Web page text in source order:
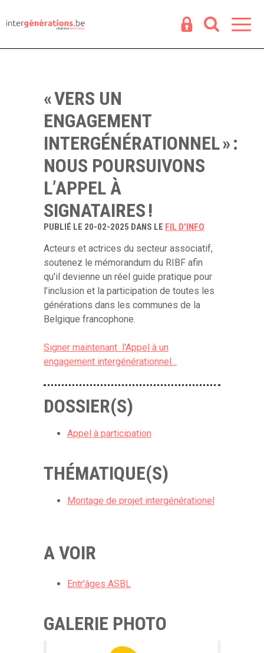
« VERS UN
ENGAGEMENT
INTERGÉNÉRATIONNEL » :
NOUS POURSUIVONS
L’APPEL À
SIGNATAIRES !
PUBLIÉ LE 20-02-2025 DANS LE FIL D'INFO
Acteurs et actrices du secteur associatif,
soutenez le mémorandum du RIBF afin
qu'il devienne un réel guide pratique pour
l’inclusion et la participation de toutes les
générations dans les communes de la
Belgique francophone.
Signer maintenant l'Appel à un
engagement intergénérationnel...
DOSSIER(S)
Appel à participation
THÉMATIQUE(S)
Montage de projet intergénérationel
A VOIR
Entr'âges ASBL
GALERIE PHOTO